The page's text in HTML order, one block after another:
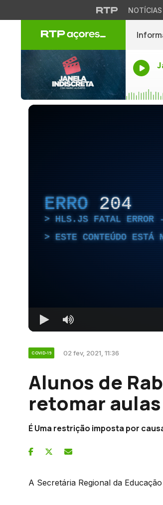
NOTÍCIAS
ERRO 204
HLS.JS FATAL ERROR -
ESTE CONTEÚDO ESTÁ
COVID-19 02 fev, 2021, 11:36
Alunos de
retomar
É Uma restrição imposta por
A Secretária Regional da